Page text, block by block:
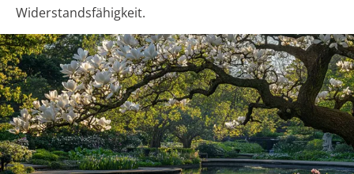
Widerstandsfähigkeit.